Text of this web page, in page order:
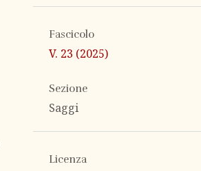
Fascicolo
V. 23 (2025)
Sezione
Saggi
Licenza